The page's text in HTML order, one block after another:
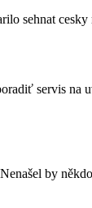
sehnat
servis na
by